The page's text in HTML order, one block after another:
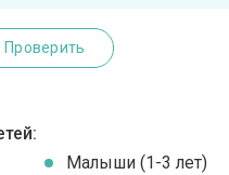
Проверить
Малыши (1-3 лет)